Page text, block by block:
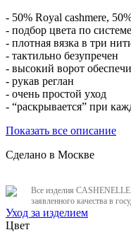
- 50% Royal cashmere,
- подбор цвета по
- плотная вязка в три
- тактильно безупречен
- высокий ворот
- рукав реглан
- очень простой уход
- “раскрывается” при
Показать все описание
Сделано в Москве
Все изделия
заявленного качества в
Уход за изделием
Цвет